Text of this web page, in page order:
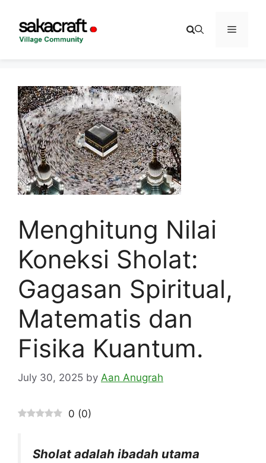
content
Menu
Menghitung Nilai
Koneksi Sholat:
Gagasan Spiritual,
Matematis dan
Fisika Kuantum.
July 30, 2025 by Aan Anugrah
0 (0)
Sholat adalah ibadah utama